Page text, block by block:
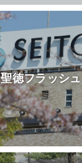
聖徳フラッシュ